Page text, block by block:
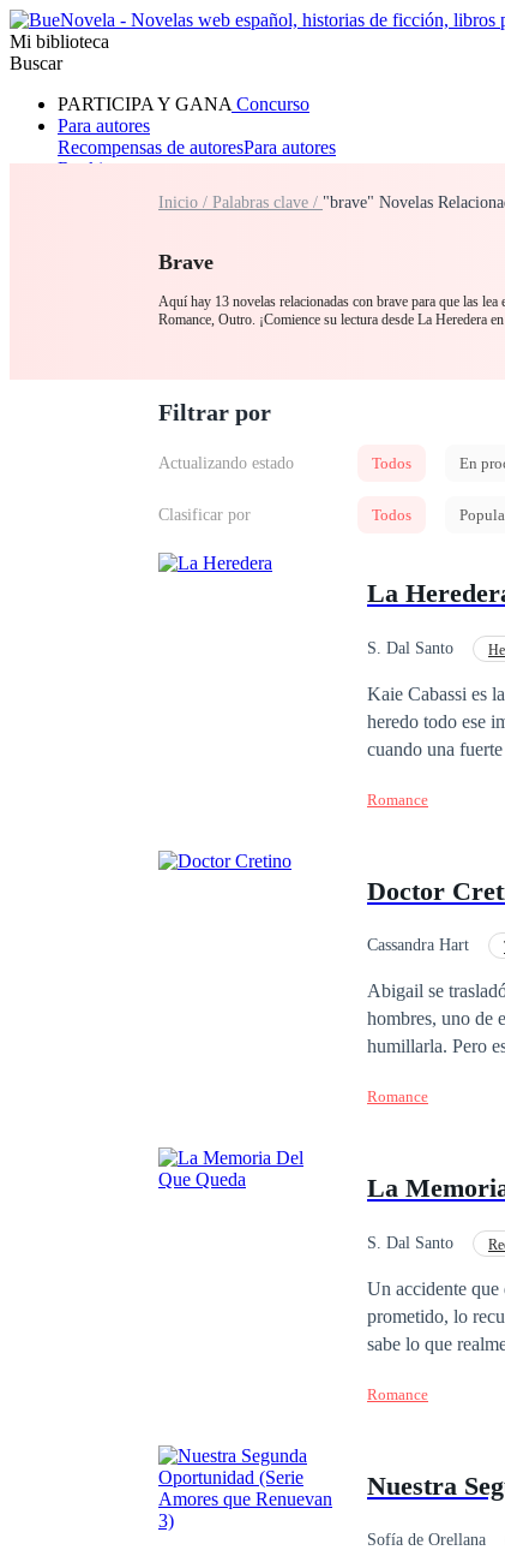
Mi biblioteca
Buscar
PARTICIPA Y GANA Concurso
Para autores
Recompensas de autoresPara autores
Ranking
RomanceHombre lobo
Inicio / Palabras clave / "brave" Novelas
Brave
Aquí hay 13 novelas relacionadas con brave para que las
Romance, Outro. ¡Comience su lectura desde La Heredera
Filtrar por
Actualizando estado Todos En
Clasificar por Todos
La
S. Dal Santo
Kaie Cabassi es
heredo todo ese
cuando una fuerte
ve obligada a
ese dinero, ella deberá
este dinero cambiar la manera de
Romance
Doctor
Cassandra Hart
Abigail se
hombres, uno de ellos
humillarla. Pero
lejos.Cuando el
Romance
La
S. Dal Santo
Un accidente que
prometido, lo recuerda todo, pero
sabe lo que realmente ocurrió? ¿Qué sucederá cuando él se
su vida no recuerda quienes
continua viviendo. LA REPRODUCCIÓN TOTAL O PARCIAL DE ESTE MATERIAL
Romance
Nuestra
Sofía de Orellana